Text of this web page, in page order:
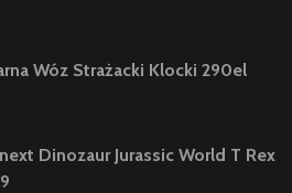
Wóz Strażacki Klocki 290el
Dinozaur Jurassic World T Rex